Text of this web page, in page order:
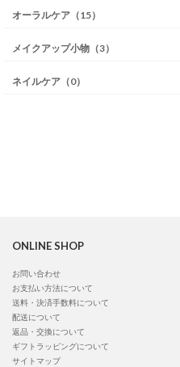
オーラルケア（15）
メイクアップ小物（3）
ネイルケア（0）
ONLINE SHOP
お問い合わせ
お支払い方法について
送料・決済手数料について
配送について
返品・交換について
ギフトラッピングについて
サイトマップ